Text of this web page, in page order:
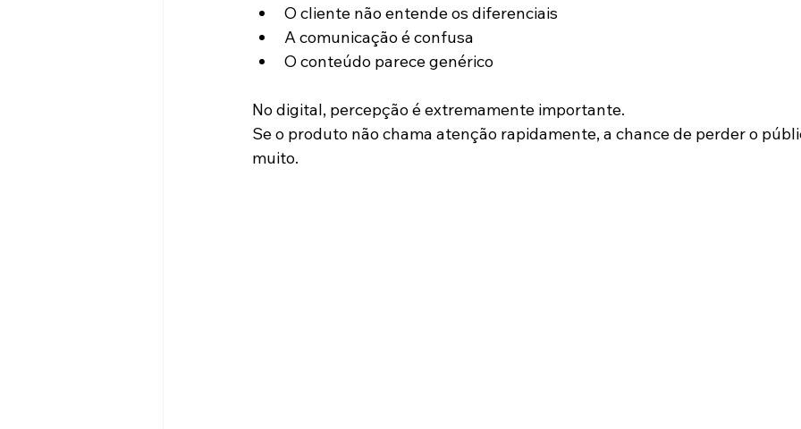
O cliente não entende os diferenciais
A comunicação é confusa
O conteúdo parece genérico
No digital, percepção é extremamente importante.
Se o produto não chama atenção rapidamente, a chance de perder o
muito.